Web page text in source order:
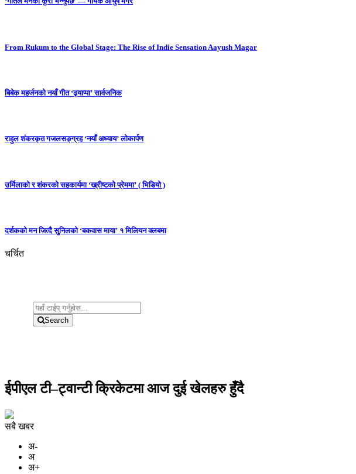
From Rukum to the Global Stage: The Rise of Indie Sensation Aayush Magar
बिबेक महर्जनको नयाँ गीत ‘ढ्याप्पा’ सार्वजनिक
राहुल शंकरकृत गजलसङ्ग्रह ‘नयाँ अध्याय’ लोकार्पण
उर्मिलाको र शंकरको सहकार्यमा ‘ख्रीष्टको प्रेममा’ ( भिडियो )
दर्शकको मन जित्दै सुनिलको ‘बकवास माया’ १ मिलियन क्लबमा
चर्चित
Search
ईपीएल टी–ट्वान्टी क्रिकेटमा आज दुई खेलहरु हुँदै
सबै खबर
अ-
अ
अ+